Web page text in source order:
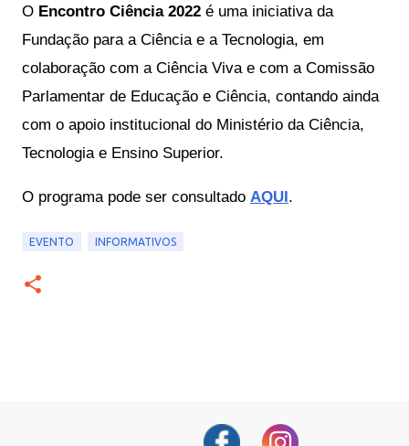
O Encontro Ciência 2022 é uma iniciativa da
Fundação para a Ciência e a Tecnologia, em
colaboração com a Ciência Viva e com a Comissão
Parlamentar de Educação e Ciência, contando ainda
com o apoio institucional do Ministério da Ciência,
Tecnologia e Ensino Superior.
O programa pode ser consultado AQUI.
EVENTO INFORMATIVOS